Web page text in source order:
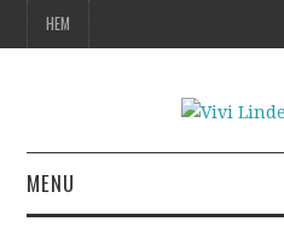
HEM
MENU